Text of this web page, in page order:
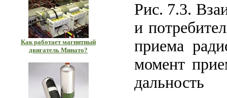
Рис. 7.3.
и
приема
момент
дальность
Как работает магнитный
двигатель Минато?